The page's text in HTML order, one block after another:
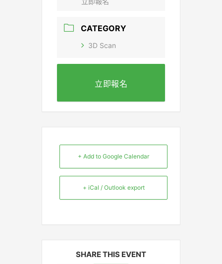
CATEGORY
3D Scan
立即報名
+ Add to Google Calendar
+ iCal / Outlook export
SHARE THIS EVENT